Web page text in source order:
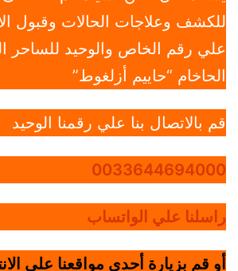
للكشف وعلاجات الحالات وقبول
علي رقم الخاص والوحيد للساحر
الحاخام “حاييم أزلغوط”
قم بالاتصال بنا علي رقمنا الوحيد
0033644694000
راسلنا علي الواتساب
أو قم بزيارة أحدي مواقعنا علي